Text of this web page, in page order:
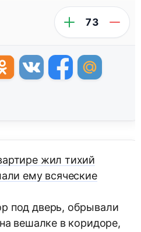
73
жил тихий
ему всяческие
под дверь, обрывали
вешалке в коридоре,